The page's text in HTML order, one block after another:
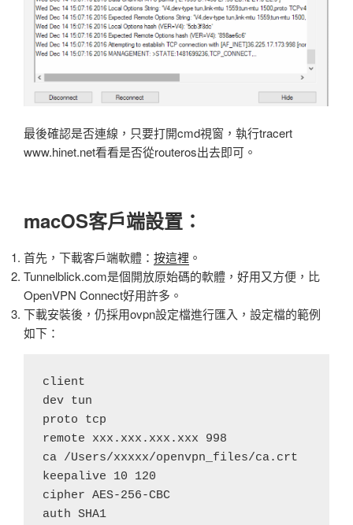
最後確認是否連線，只要打開cmd視窗，執行tracert
www.hinet.net看看是否從routeros出去即可。
macOS客戶端設置：
首先，下載客戶端軟體： 按這裡 。
Tunnelblick.com是個開放原始碼的軟體，好用又方便，比
OpenVPN Connect好用許多。
下載安裝後，仍採用ovpn設定檔進行匯入，設定檔的範例
如下：
client
dev tun
proto tcp
remote xxx.xxx.xxx.xxx 998
ca /Users/xxxxx/openvpn_files/ca.crt
keepalive 10 120
cipher AES-256-CBC
auth SHA1